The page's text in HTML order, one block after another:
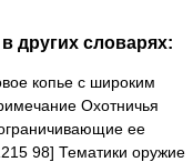
других словарях:
копье с широким
Охотничья
ее
98] Тематики оружие